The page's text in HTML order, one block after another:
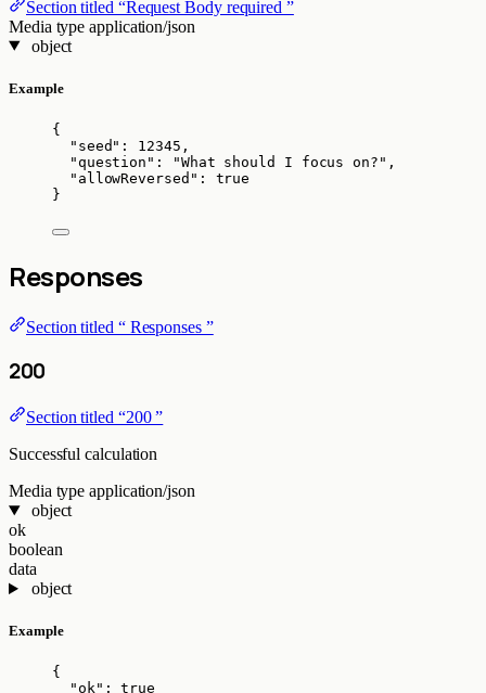
Section titled “Request Body required ”
Media type application/json
object
Example
{
"seed" : 12345 ,
"question" : "What should I focus on? " ,
"allowReversed" : true
}
Responses
Section titled “ Responses ”
200
Section titled “200 ”
Successful calculation
Media type application/json
object
ok
boolean
data
object
Example
{
"ok" : true